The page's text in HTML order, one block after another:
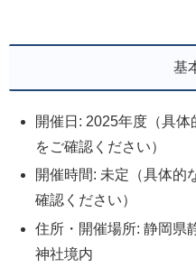
基
開催日: 2025年度（具
をご確認ください）
開催時間: 未定（具体的
確認ください）
住所・開催場所: 静岡
神社境内